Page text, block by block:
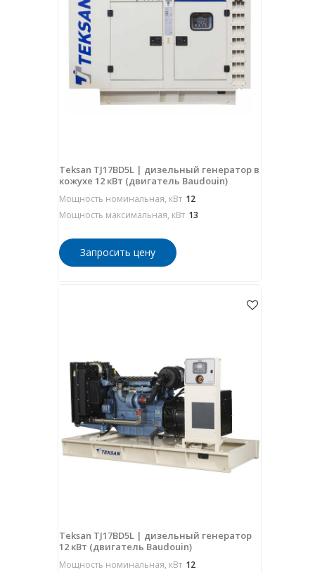
Teksan TJ17BD5L | дизельный генератор в
кожухе 12 кВт (двигатель Baudouin)
Мощность номинальная, кВт 12
Мощность максимальная, кВт 13
Запросить цену
Teksan TJ17BD5L | дизельный генератор
12 кВт (двигатель Baudouin)
Мощность номинальная, кВт 12